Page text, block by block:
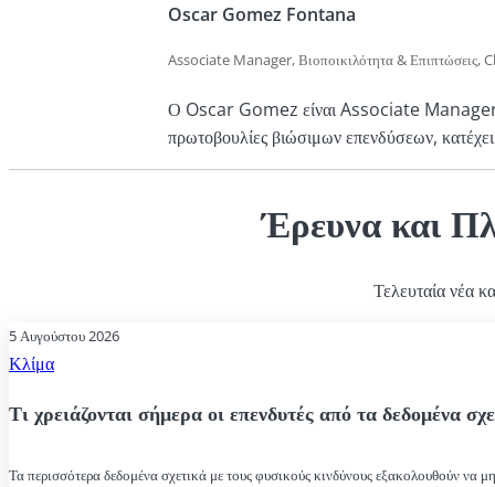
Οι κύριες πηγές δεδομένων μας για τα περιουσιακά
Oscar Gomez Fontana
Associate Manager, Βιοποικιλότητα & Επιπτώσεις,
Ο Oscar Gomez είναι Associate Manager
πρωτοβουλίες βιώσιμων επενδύσεων,
Έρευνα και
Τελευταία νέα
5 Αυγούστου 2026
Κλίμα
Τι χρειάζονται σήμερα οι επενδυτές από τα δεδομένα
Τα περισσότερα δεδομένα σχετικά με τους φυσικούς κινδύνους εξακολουθούν να